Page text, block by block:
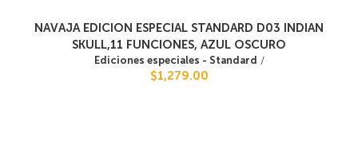
NAVAJA EDICION ESPECIAL STANDARD D03 INDIAN
SKULL,11 FUNCIONES, AZUL OSCURO
Ediciones especiales - Standard /
$1,279.00